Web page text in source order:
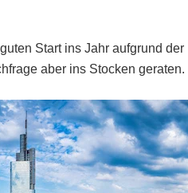
Start ins Jahr aufgrund der
aber ins Stocken geraten.